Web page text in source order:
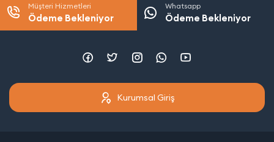
Müşteri Hizmetleri
Ödeme Bekleniyor
Whatsapp
Ödeme Bekleniyor
Kurumsal Giriş